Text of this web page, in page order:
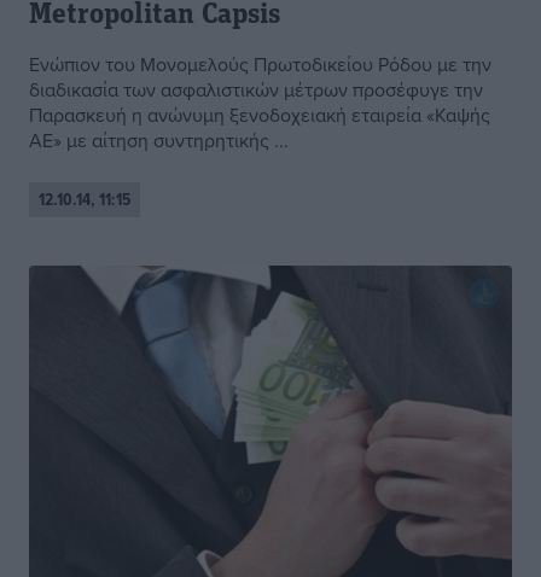
Μetropolitan Capsis
Ενώπιον του Μονομελούς Πρωτοδικείου Ρόδου με την
διαδικασία των ασφαλιστικών μέτρων προσέφυγε την
Παρασκευή η ανώνυμη ξενοδοχειακή εταιρεία «Καψής
ΑΕ» με αίτηση συντηρητικής ...
12.10.14, 11:15